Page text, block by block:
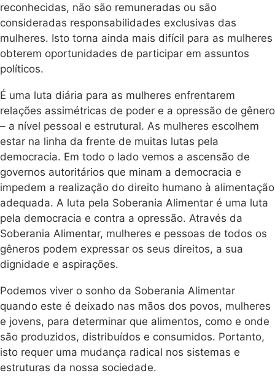
reconhecidas, não são remuneradas ou são
consideradas responsabilidades exclusivas das
mulheres. Isto torna ainda mais difícil para as mulheres
obterem oportunidades de participar em assuntos
políticos.
É uma luta diária para as mulheres enfrentarem
relações assimétricas de poder e a opressão de gênero
– a nível pessoal e estrutural. As mulheres escolhem
estar na linha da frente de muitas lutas pela
democracia. Em todo o lado vemos a ascensão de
governos autoritários que minam a democracia e
impedem a realização do direito humano à alimentação
adequada. A luta pela Soberania Alimentar é uma luta
pela democracia e contra a opressão. Através da
Soberania Alimentar, mulheres e pessoas de todos os
gêneros podem expressar os seus direitos, a sua
dignidade e aspirações.
Podemos viver o sonho da Soberania Alimentar
quando este é deixado nas mãos dos povos, mulheres
e jovens, para determinar que alimentos, como e onde
são produzidos, distribuídos e consumidos. Portanto,
isto requer uma mudança radical nos sistemas e
estruturas da nossa sociedade.